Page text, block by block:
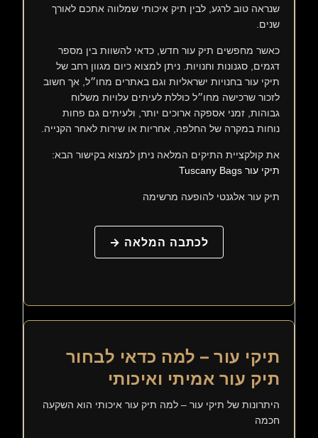
שנראה טוב לרגע, לבין תיק איכותי שמלווה אתכם לאורך
שנים.
כאשר מחפשים תיק עור חדש, כדאי להשוות בין מספר
דגמים, סגנונות וחנויות. ניתן למצוא כיום מגוון רחב של
תיקי עור בחנויות ישראליות וגם באתרים מחו״ל, אך חשוב
לזכור שרכישה מחו״ל כוללת לעיתים עלויות משלוח
גבוהות, זמני אספקה ארוכים יותר, ולעיתים גם פחות
נוחות במקרה של החלפה, אחריות או שירות לאחר הקנייה.
את קולקציית התיקים המלאה ניתן למצוא בקישור הבא:
תיקי עור Tuscany Bags
תיק עור אלגנטי להופעה מרשימה
לכתבה המלאה →
תיקי עור – למה כדאי לבחור
תיק עור אמיתי ואיכותי
היתרונות של תיקי עור – למה תיק עור איכותי הוא השקעה
חכמה